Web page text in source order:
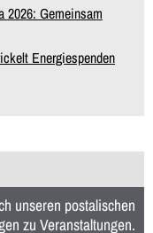
2026: Gemeinsam
Energiespenden
unseren postalischen
zu Veranstaltungen.